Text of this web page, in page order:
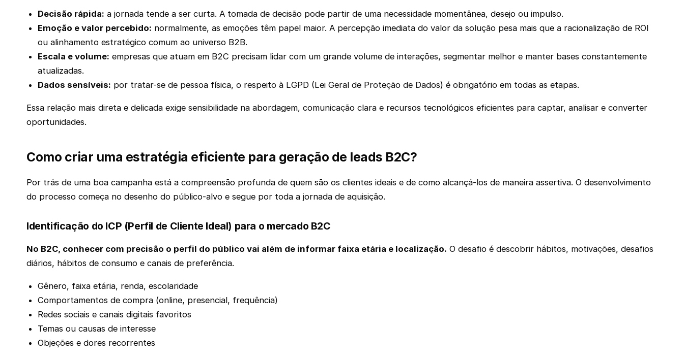
Decisão rápida: a jornada tende a ser curta. A tomada de decisão pode partir de uma necessidade momentânea, desejo ou impulso.
Emoção e valor percebido: normalmente, as emoções têm papel maior. A percepção imediata do valor da solução pesa mais que a racionalização de ROI
ou alinhamento estratégico comum ao universo B2B.
Escala e volume: empresas que atuam em B2C precisam lidar com um grande volume de interações, segmentar melhor e manter bases constantemente
atualizadas.
Dados sensíveis: por tratar-se de pessoa física, o respeito à LGPD (Lei Geral de Proteção de Dados) é obrigatório em todas as etapas.
Essa relação mais direta e delicada exige sensibilidade na abordagem, comunicação clara e recursos tecnológicos eficientes para captar, analisar e converter
oportunidades.
Como criar uma estratégia eficiente para geração de leads B2C?
Por trás de uma boa campanha está a compreensão profunda de quem são os clientes ideais e de como alcançá-los de maneira assertiva. O desenvolvimento
do processo começa no desenho do público-alvo e segue por toda a jornada de aquisição.
Identificação do ICP (Perfil de Cliente Ideal) para o mercado B2C
No B2C, conhecer com precisão o perfil do público vai além de informar faixa etária e localização. O desafio é descobrir hábitos, motivações, desafios
diários, hábitos de consumo e canais de preferência.
Gênero, faixa etária, renda, escolaridade
Comportamentos de compra (online, presencial, frequência)
Redes sociais e canais digitais favoritos
Temas ou causas de interesse
Objeções e dores recorrentes